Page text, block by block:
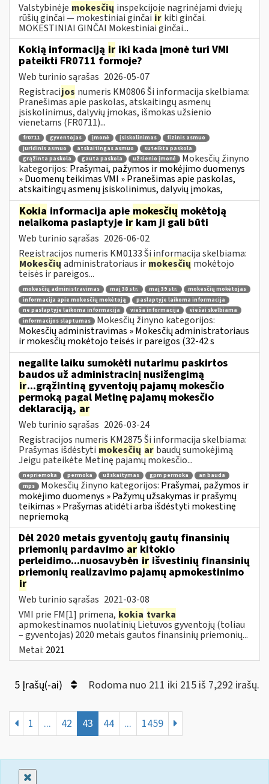
Valstybinėje mokesčių inspekcijoje nagrinėjami dviejų
rūšių ginčai — mokestiniai ginčai ir kiti ginčai.
MOKESTINIAI GINČAI Mokestiniai ginčai...
Kokią informaciją ir iki kada įmonė turi VMI
pateikti FR0711 formoje?
Web turinio sąrašas 2026-05-07
Registracijos numeris KM0806 Ši informacija skelbiama:
Pranešimas apie paskolas, atskaitingų asmenų
įsiskolinimus, dalyvių įmokas, išmokas užsienio
vienetams (FR0711)...
fr0711 gyventojas įmonė įsiskolinimas
fizinis asmuo
juridinis asmuo
atskaitingas asmuo
suteikta paskola
grąžinta paskola
gauta paskola užsienio įmonė
Mokesčių žinyno
kategorijos: Prašymai, pažymos ir mokėjimo duomenys
» Duomenų teikimas VMI » Pranešimas apie paskolas,
atskaitingų asmenų įsiskolinimus, dalyvių įmokas,
Kokia informacija apie mokesčių mokėtoją
nelaikoma paslaptyje irkam ji gali būti
Web turinio sąrašas 2026-06-02
Registracijos numeris KM0133 Ši informacija skelbiama:
Mokesčių administratoriaus ir mokesčių mokėtojo
teisės ir pareigos...
mokesčių administravimas maį 38 str. maį 39 str.
mokesčių mokėtojas
informacija apie mokesčių mokėtoją
paslaptyje laikoma informacija
ne paslaptyje laikoma informacija
vieša informacija
viešai skelbiama
informacijos slaptumas
Mokesčių žinyno kategorijos:
Mokesčių administravimas » Mokesčių administratoriaus
ir mokesčių mokėtojo teisės ir pareigos (32-42 s
negalite laiku sumokėti nutarimu paskirtos
baudos už administracinį nusižengimą
ir...grąžintiną gyventojų pajamų mokesčio
permoką pagal Metinę pajamų mokesčio
deklaraciją, ar
Web turinio sąrašas 2026-03-24
Registracijos numeris KM2875 Ši informacija skelbiama:
Prašymas išdėstyti mokesčių ar baudų sumokėjimą
Jeigu pateikėte Metinę pajamų mokesčio...
nepriemoka permoka užskaitymas gpm permoka
an bauda
mps
Mokesčių žinyno kategorijos: Prašymai, pažymos ir
mokėjimo duomenys » Pažymų užsakymas ir prašymų
teikimas » Prašymas atidėti arba išdėstyti mokestinę
nepriemoką
Dėl 2020 metais gyventojų gautų finansinių
priemonių pardavimo ar kitokio
perleidimo...nuosavybėn ir išvestinių finansinių
priemonių realizavimo pajamų apmokestinimo
ir
Web turinio sąrašas 2021-03-08
VMI prie FM[1] primena, kokia tvarka
apmokestinamos nuolatinių Lietuvos gyventojų (toliau
– gyventojas) 2020 metais gautos finansinių priemonių...
Metai: 2021
5 Įrašų(-ai) Rodoma nuo 211 iki 215 iš 7,292 irašų.
1 ... 42 43 44 ... 1459